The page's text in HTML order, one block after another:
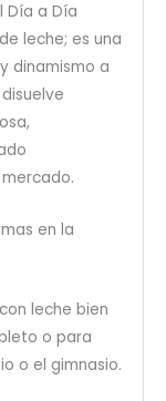
Día a Día
leche; es una
dinamismo a
en la
leche bien
o para
o el gimnasio.